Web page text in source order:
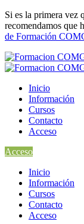
Si es la primera vez
recomendamos que
de Formación
Inicio
Información
Cursos
Contacto
Acceso
Acceso
Inicio
Información
Cursos
Contacto
Acceso